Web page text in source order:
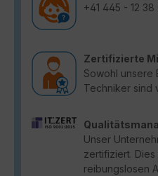
+41 445 - 12 38
Zertifizierte
Sowohl unsere
Techniker sind
Unser
zertifiziert. Dies
reibungslosen